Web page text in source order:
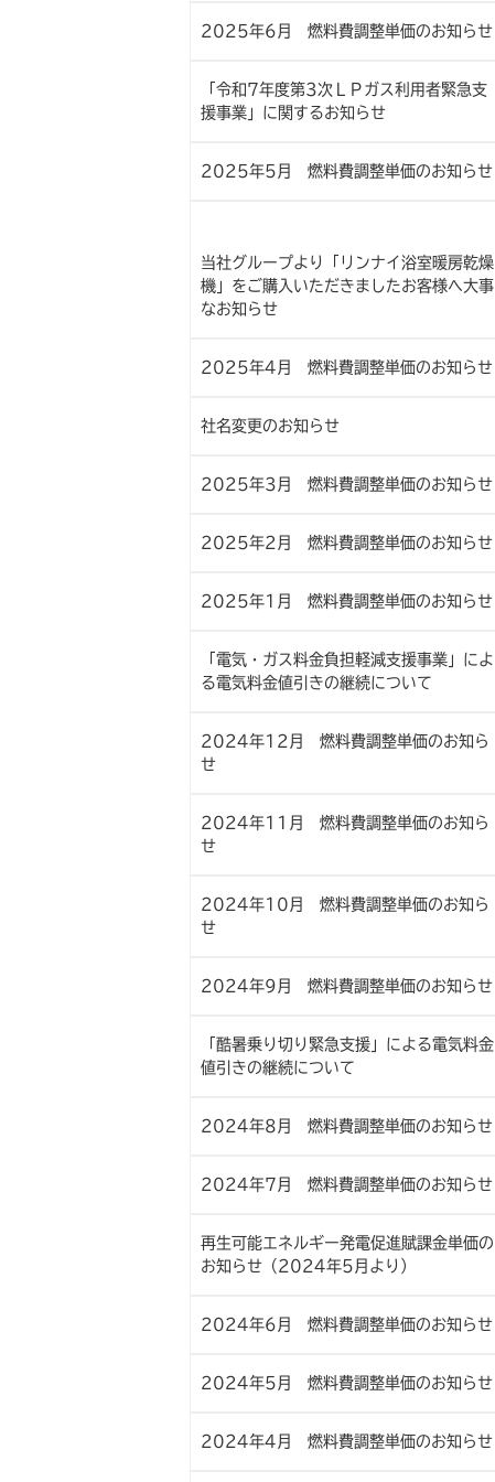
2025年6月 燃料費調整単価のお知らせ
「令和7年度第3次ＬＰガス利用者緊急支
援事業」に関するお知らせ
2025年5月 燃料費調整単価のお知らせ
当社グループより「リンナイ浴室暖房乾燥
機」をご購入いただきましたお客様へ大事
なお知らせ
2025年4月 燃料費調整単価のお知らせ
社名変更のお知らせ
2025年3月 燃料費調整単価のお知らせ
2025年2月 燃料費調整単価のお知らせ
2025年1月 燃料費調整単価のお知らせ
「電気・ガス料金負担軽減支援事業」によ
る電気料金値引きの継続について
2024年12月 燃料費調整単価のお知ら
せ
2024年11月 燃料費調整単価のお知ら
せ
2024年10月 燃料費調整単価のお知ら
せ
2024年9月 燃料費調整単価のお知らせ
「酷暑乗り切り緊急支援」による電気料金
値引きの継続について
2024年8月 燃料費調整単価のお知らせ
2024年7月 燃料費調整単価のお知らせ
再生可能エネルギー発電促進賦課金単価の
お知らせ（2024年5月より）
2024年6月 燃料費調整単価のお知らせ
2024年5月 燃料費調整単価のお知らせ
2024年4月 燃料費調整単価のお知らせ